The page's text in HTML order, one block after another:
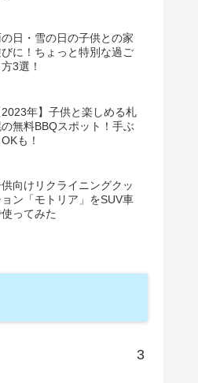
日・雪の日の子供との家
に！ちょっと特別な過ご
方3選！
2023年】子供と楽しめる札
無料BBQスポット！手ぶ
も！
向けリクライニングクッ
ョン「モトリア」をSUV車
ってみた
3